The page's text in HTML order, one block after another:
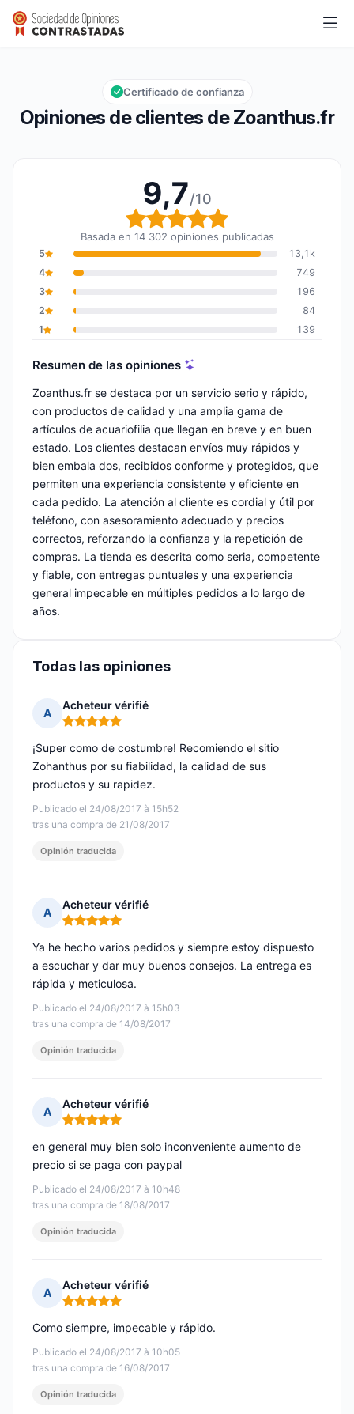
Zoanthus.fr
Calificación global: 9,7 de 10
9,7/10
Opiniones de clientes de Zoanthus.fr
Certificado de confianza
9,7/10
Calificación global: 9,7
Basada en 14 302 opiniones publicadas
5
13,1k
4
749
3
196
2
84
1
139
Resumen de las opiniones
Zoanthus.fr se destaca por un servicio serio y rápido,
con productos de calidad y una amplia gama de
artículos de acuariofilia que llegan en breve y en buen
estado. Los clientes destacan envíos muy rápidos y
bien embala dos, recibidos conforme y protegidos, que
permiten una experiencia consistente y eficiente en
cada pedido. La atención al cliente es cordial y útil por
teléfono, con asesoramiento adecuado y precios
correctos, reforzando la confianza y la repetición de
compras. La tienda es descrita como seria, competente
y fiable, con entregas puntuales y una experiencia
general impecable en múltiples pedidos a lo largo de
años.
Todas las opiniones
A
Acheteur vérifié
Nota: 5 de 5
Publicado el 24/08/2017 à 15h52
tras una compra de 21/08/2017
¡Super como de costumbre! Recomiendo el sitio
Zohanthus por su fiabilidad, la calidad de sus
productos y su rapidez.
Opinión traducida
A
Acheteur vérifié
Nota: 5 de 5
Publicado el 24/08/2017 à 15h03
tras una compra de 14/08/2017
Ya he hecho varios pedidos y siempre estoy dispuesto
a escuchar y dar muy buenos consejos. La entrega es
rápida y meticulosa.
Opinión traducida
A
Acheteur vérifié
Nota: 5 de 5
Publicado el 24/08/2017 à 10h48
tras una compra de 18/08/2017
en general muy bien solo inconveniente aumento de
precio si se paga con paypal
Opinión traducida
A
Acheteur vérifié
Nota: 5 de 5
Publicado el 24/08/2017 à 10h05
tras una compra de 16/08/2017
Como siempre, impecable y rápido.
Opinión traducida